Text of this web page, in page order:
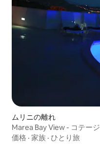
ムリニの離れ
Marea Bay View - コテージ
価格 · 家族 · ひとり旅